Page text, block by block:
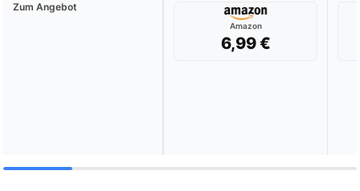
Zum Angebot
Amazon
6,99 €